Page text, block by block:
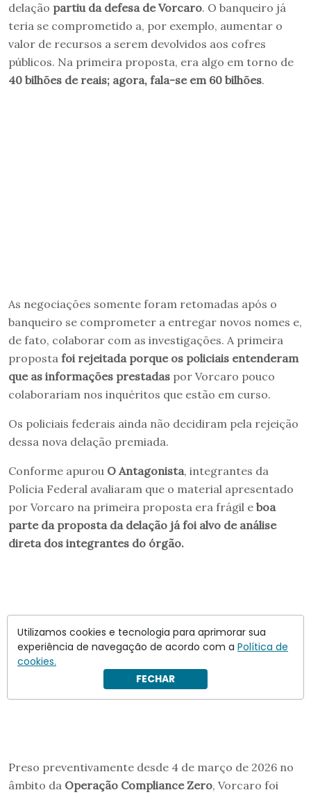
delação partiu da defesa de Vorcaro. O banqueiro já
teria se comprometido a, por exemplo, aumentar o
valor de recursos a serem devolvidos aos cofres
públicos. Na primeira proposta, era algo em torno de
40 bilhões de reais; agora, fala-se em 60 bilhões.
As negociações somente foram retomadas após o
banqueiro se comprometer a entregar novos nomes e,
de fato, colaborar com as investigações. A primeira
proposta foi rejeitada porque os policiais entenderam
que as informações prestadas por Vorcaro pouco
colaborariam nos inquéritos que estão em curso.
Os policiais federais ainda não decidiram pela rejeição
dessa nova delação premiada.
Conforme apurou O Antagonista, integrantes da
Polícia Federal avaliaram que o material apresentado
por Vorcaro na primeira proposta era frágil e boa
parte da proposta da delação já foi alvo de análise
direta dos integrantes do órgão.
Preso preventivamente desde 4 de março de 2026 no
âmbito da Operação Compliance Zero, Vorcaro foi
Utilizamos cookies e tecnologia para aprimorar sua
experiência de navegação de acordo com a Política de
cookies.
FECHAR